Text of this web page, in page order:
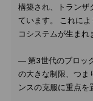
構築され、トランザ
ています。 これに
コシステムが生まれ
— 第3世代のブロッ
の大きな制限、つま
ンスの克服に重点を